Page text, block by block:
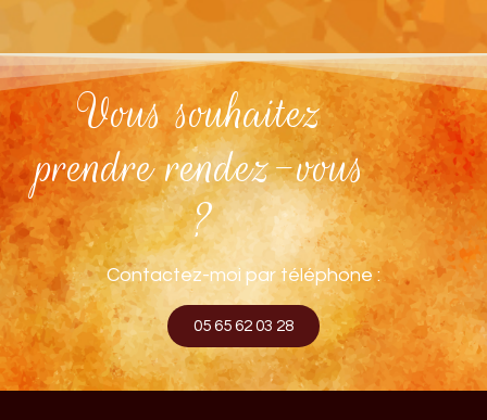
Vous souhaitez
prendre rendez-vous
?
Contactez-moi par téléphone :
05 65 62 03 28